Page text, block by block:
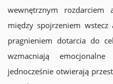
wewnętrznym rozdarciem
między spojrzeniem
pragnieniem dotarcia do
wzmacniają
jednocześnie otwierają